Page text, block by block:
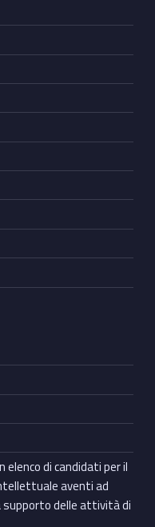
elenco di candidati per il
aventi ad
supporto delle attività di